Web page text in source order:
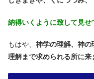
納得いくように致して見せ
もはや、 神学の理解、神の
理解まで求められる所に来